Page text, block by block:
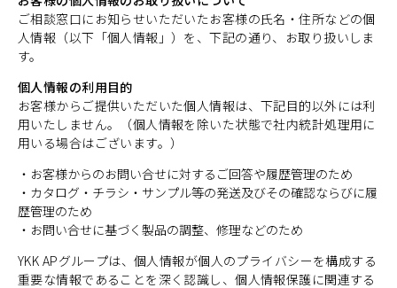
ご相談窓口にお知らせいただいたお客様の氏名・住所などの個
人情報（以下「個人情報」）を、下記の通り、お取り扱いしま
す。
個人情報の利用目的
お客様からご提供いただいた個人情報は、下記目的以外には利
用いたしません。（個人情報を除いた状態で社内統計処理用に
用いる場合はございます。）
・お客様からのお問い合せに対するご回答や履歴管理のため
・カタログ・チラシ・サンプル等の発送及びその確認ならびに履
歴管理のため
・お問い合せに基づく製品の調整、修理などのため
YKK APグループは、個人情報が個人のプライバシーを構成する
重要な情報であることを深く認識し、個人情報保護に関連する